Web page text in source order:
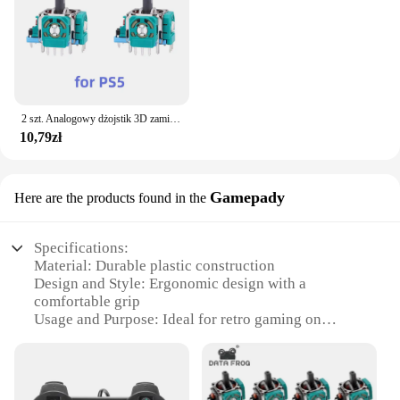
2 szt. Analogowy dżojstik 3D zamienny do PS5/PS4/Switch Pro/Xbox One/Series kontroler akcesoria do naprawy mijania
10,79zł
Here are the products found in the Gamepady
Specifications:
Material: Durable plastic construction
Design and Style: Ergonomic design with a
comfortable grip
Usage and Purpose: Ideal for retro gaming on
Performance and Property: Precision analog sticks
Parts and Accessories: Includes all necessary